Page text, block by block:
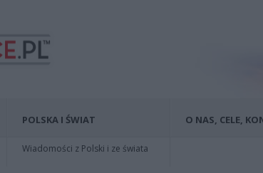
POLSKA I ŚWIAT
Wiadomości z Polski i ze świata
O NAS, CELE,